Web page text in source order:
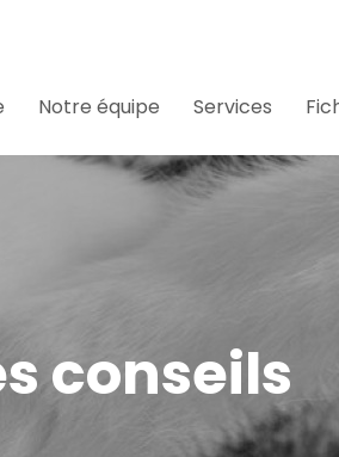
Notre équipe Services
conseils